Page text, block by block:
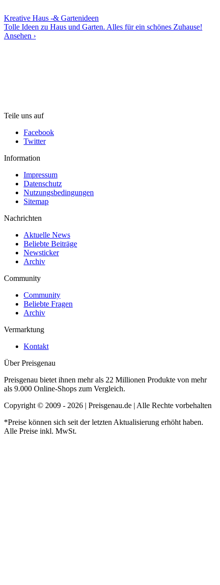
Kreative Haus -& Gartenideen
Tolle Ideen zu Haus und Garten. Alles für ein schönes Zuhause!
Ansehen ›
Teile uns auf
Facebook
Twitter
Information
Impressum
Datenschutz
Nutzungsbedingungen
Sitemap
Nachrichten
Aktuelle News
Beliebte Beiträge
Newsticker
Archiv
Community
Community
Beliebte Fragen
Archiv
Vermarktung
Kontakt
Über Preisgenau
Preisgenau bietet ihnen mehr als 22 Millionen Produkte von mehr
als 9.000 Online-Shops zum Vergleich.
Copyright © 2009 - 2026 | Preisgenau.de | Alle Rechte vorbehalten
*Preise können sich seit der letzten Aktualisierung erhöht haben.
Alle Preise inkl. MwSt.